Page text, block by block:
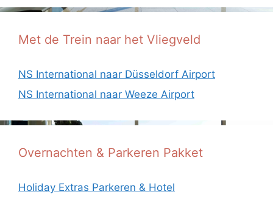
Met de Trein naar het Vliegveld
NS International naar Düsseldorf Airport
NS International naar Weeze Airport
Overnachten & Parkeren Pakket
Holiday Extras Parkeren & Hotel